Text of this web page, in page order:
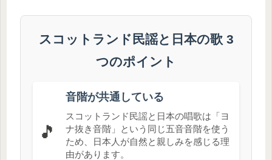
スコットランド民謡と日本の歌 3
つのポイント
🎵
音階が共通している
スコットランド民謡と日本の唱歌は「ヨ
ナ抜き音階」という同じ五音音階を使う
ため、日本人が自然と親しみを感じる理
由があります。